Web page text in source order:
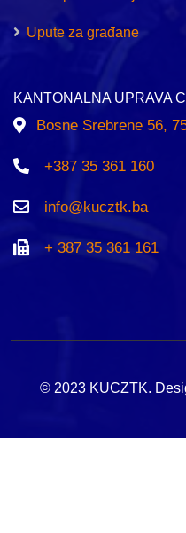
Upute za građane
KANTONALNA UPRAVA
Bosne Srebrene 56,
+387 35 361 160
info@kucztk.ba
+ 387 35 361 161
© 2023 KUCZTK.